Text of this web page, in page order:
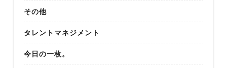
その他
タレントマネジメント
今日の一枚。